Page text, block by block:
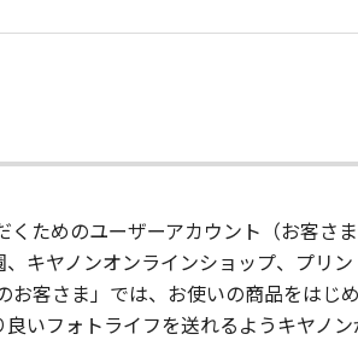
ためのユーザーアカウント（お客さ
キヤノンオンラインショップ、プリ
客さま」では、お使いの商品をはじ
いフォトライフを送れるようキヤノ